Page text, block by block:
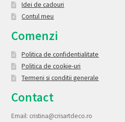
Idei de cadouri
Contul meu
Comenzi
Politica de confidentialitate
Politica de cookie-uri
Termeni si conditii generale
Contact
Email: cristina@crisartdeco.ro